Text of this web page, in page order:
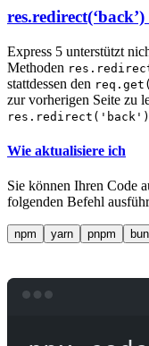
Express 5 unterstützt
Methoden
stattdessen den
zur vorherigen Seite zu
res.redirect('back')
Wie aktualisiere ich
Sie können Ihren Code
folgenden Befehl
npm yarn pnpm bun